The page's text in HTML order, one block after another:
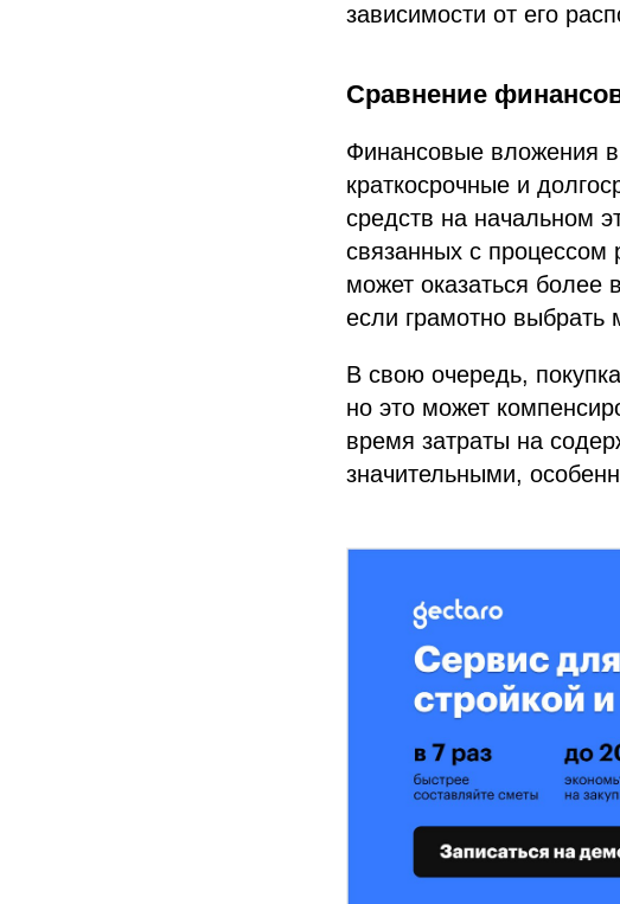
зависимости от его
Сравнение
Финансовые вложения в
краткосрочные и
средств на начальном
связанных с процессом
может оказаться более
если грамотно выбрать
В свою очередь,
но это может
время затраты на
значительными,